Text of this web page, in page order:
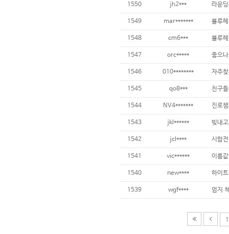
1550 jh2***
1549 mar******* 블루
1548 cm6*** 블루
1547 orc***** 좋으
1546 010******** 자주
1545 qo8*** 친구
1544 NV4******* 진로
1543 jkl****** 빚내
1542 jcl**** 시합전
1541 vic****** 이름
1540 new****
1539 wgf**** 엄지
1